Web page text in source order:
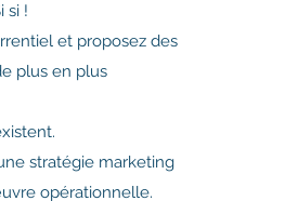
si !
et proposez des
plus en plus
stratégie marketing
opérationnelle.